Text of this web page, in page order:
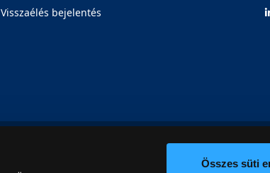
Összes süti
Visszaélés bejelentés